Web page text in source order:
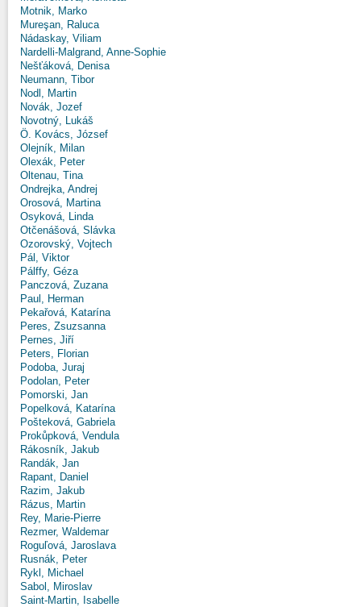
Motnik, Marko
Mureşan, Raluca
Nádaskay, Viliam
Nardelli-Malgrand, Anne-Sophie
Nešťáková, Denisa
Neumann, Tibor
Nodl, Martin
Novák, Jozef
Novotný, Lukáš
Ö. Kovács, József
Olejník, Milan
Olexák, Peter
Oltenau, Tina
Ondrejka, Andrej
Orosová, Martina
Osyková, Linda
Otčenášová, Slávka
Ozorovský, Vojtech
Pál, Viktor
Pálffy, Géza
Panczová, Zuzana
Paul, Herman
Pekařová, Katarína
Peres, Zsuzsanna
Pernes, Jiří
Peters, Florian
Podoba, Juraj
Podolan, Peter
Pomorski, Jan
Popelková, Katarína
Pošteková, Gabriela
Prokůpková, Vendula
Rákosník, Jakub
Randák, Jan
Rapant, Daniel
Razim, Jakub
Rázus, Martin
Rey, Marie-Pierre
Rezmer, Waldemar
Roguľová, Jaroslava
Rusnák, Peter
Rykl, Michael
Sabol, Miroslav
Saint-Martin, Isabelle